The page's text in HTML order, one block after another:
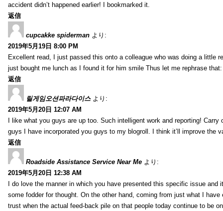
accident didn’t happened earlier! I bookmarked it.
返信
cupcakke spiderman より:
2019年5月19日 8:00 PM
Excellent read, I just passed this onto a colleague who was doing a little
just bought me lunch as I found it for him smile Thus let me rephrase
返信
릴게임오션파라다이스 より:
2019年5月20日 12:07 AM
I like what you guys are up too. Such intelligent work and reporting! Carry
guys I have incorporated you guys to my blogroll. I think it’ll improve the
返信
Roadside Assistance Service Near Me より:
2019年5月20日 12:38 AM
I do love the manner in which you have presented this specific issue and
some fodder for thought. On the other hand, coming from just what I have
trust when the actual feed-back pile on that people today continue to be